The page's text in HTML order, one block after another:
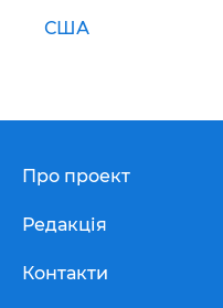
США
Про проект
Редакція
Контакти